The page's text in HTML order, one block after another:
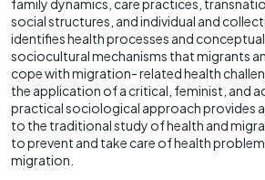
family dynamics, care practices,
social structures, and individual and
identifies health processes and
sociocultural mechanisms that migrants
cope with migration- related health
the application of a critical, feminist, and
practical sociological approach provides
to the traditional study of health and
to prevent and take care of health
migration.